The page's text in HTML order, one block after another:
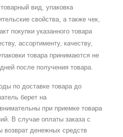
вид, упаковка
свойства, а также чек,
покупки указанного товара
ассортименту, качеству,
товара принимаются не
после получения товара.
по доставке товара до
берет на
при приемке товара
В случае оплаты заказа с
возврат денежных средств